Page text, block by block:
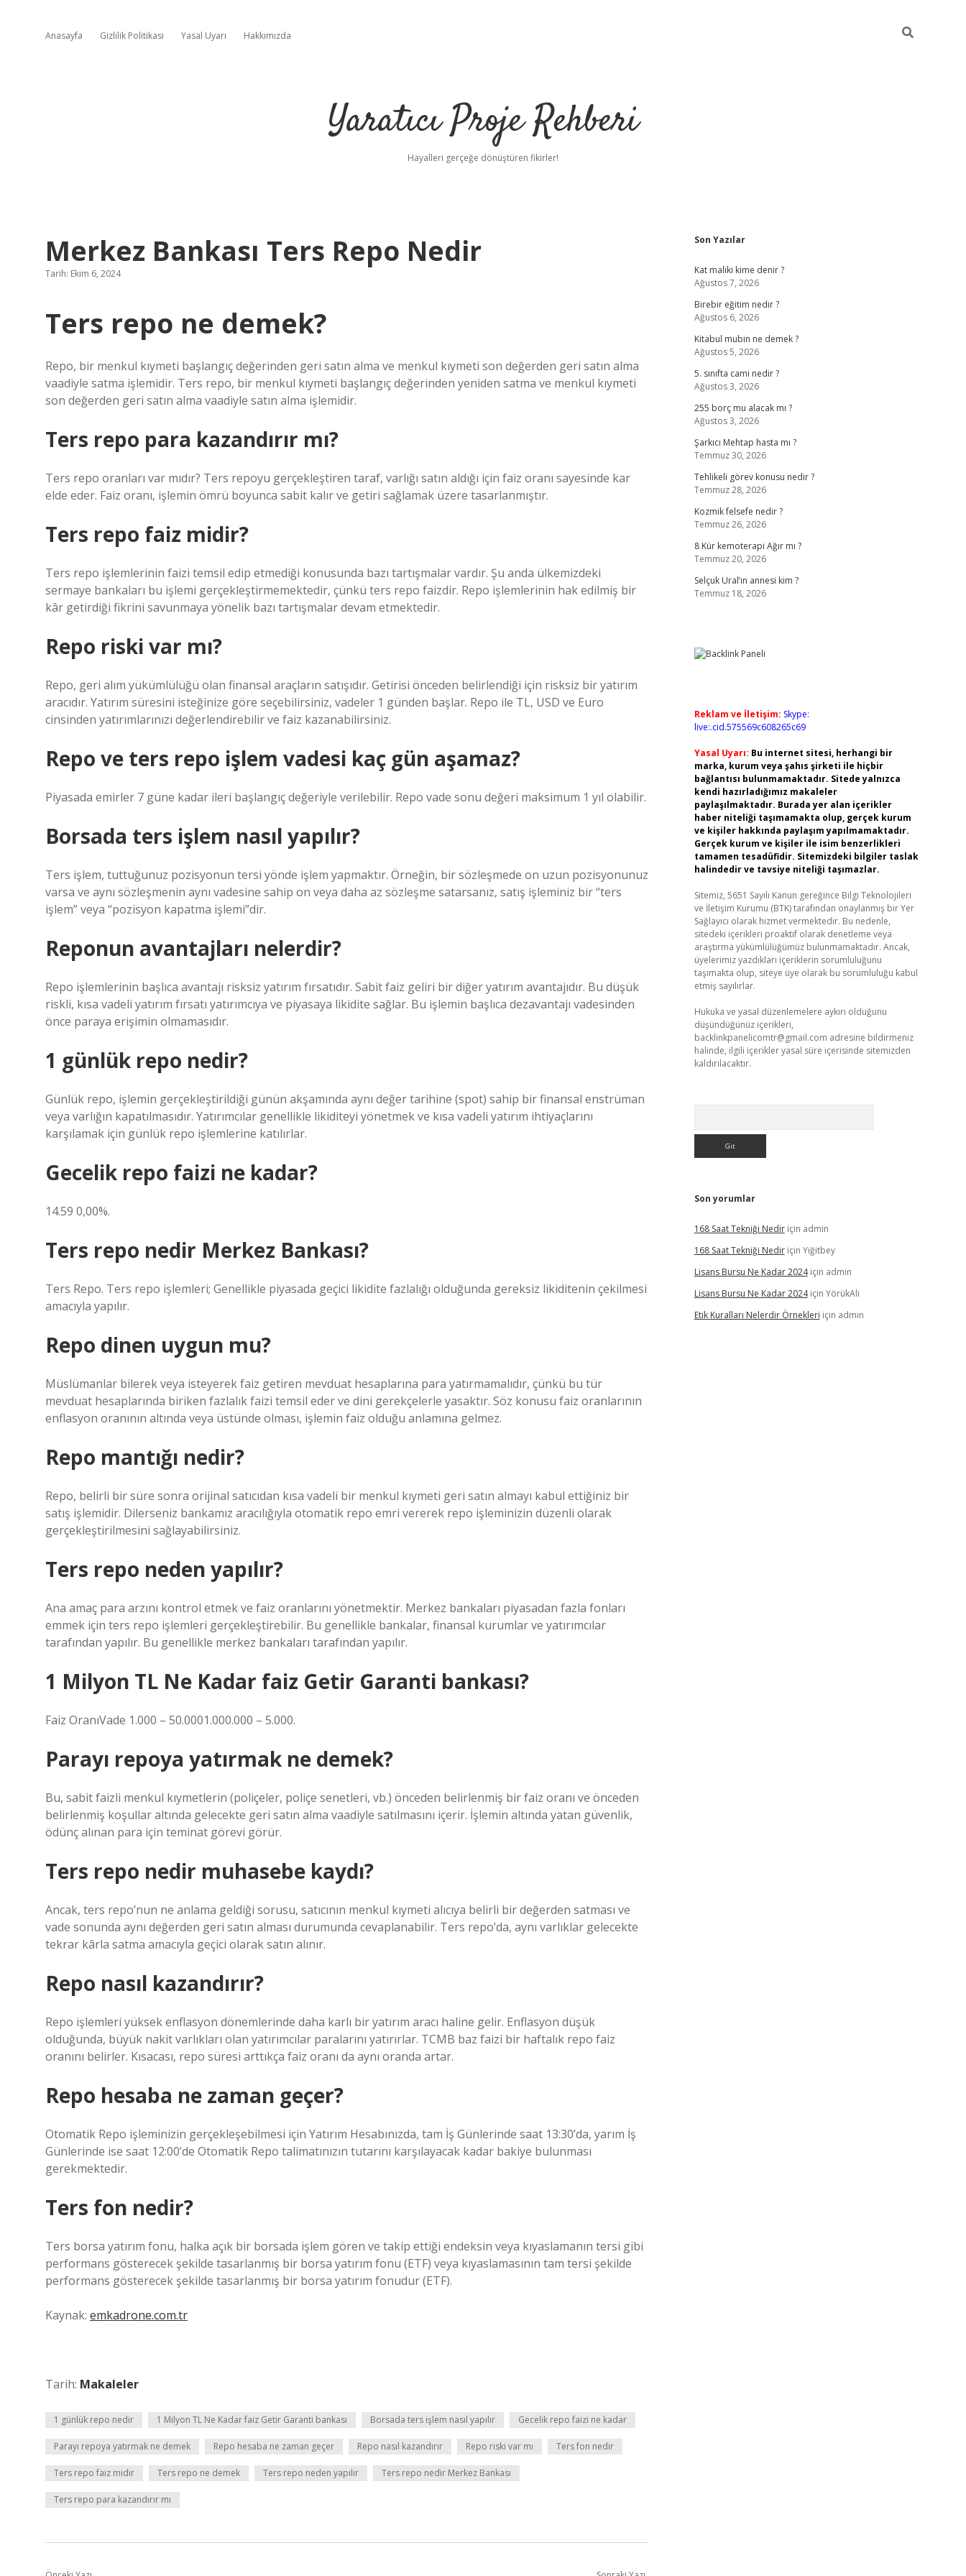
Anasayfa Gizlilik Politikası Yasal Uyarı Hakkımızda
Yaratıcı Proje Rehberi
Hayalleri gerçeğe dönüştüren fikirler!
Merkez Bankası Ters Repo Nedir
Tarih: Ekim 6, 2024
Ters repo ne demek?
Repo, bir menkul kıymeti başlangıç ​​değerinden geri satın alma ve menkul kıymeti son değerden geri satın alma
vaadiyle satma işlemidir. Ters repo, bir menkul kıymeti başlangıç ​​değerinden yeniden satma ve menkul kıymeti
son değerden geri satın alma vaadiyle satın alma işlemidir.
Ters repo para kazandırır mı?
Ters repo oranları var mıdır? Ters repoyu gerçekleştiren taraf, varlığı satın aldığı için faiz oranı sayesinde kar
elde eder. Faiz oranı, işlemin ömrü boyunca sabit kalır ve getiri sağlamak üzere tasarlanmıştır.
Ters repo faiz midir?
Ters repo işlemlerinin faizi temsil edip etmediği konusunda bazı tartışmalar vardır. Şu anda ülkemizdeki
sermaye bankaları bu işlemi gerçekleştirmemektedir, çünkü ters repo faizdir. Repo işlemlerinin hak edilmiş bir
kâr getirdiği fikrini savunmaya yönelik bazı tartışmalar devam etmektedir.
Repo riski var mı?
Repo, geri alım yükümlülüğü olan finansal araçların satışıdır. Getirisi önceden belirlendiği için risksiz bir yatırım
aracıdır. Yatırım süresini isteğinize göre seçebilirsiniz, vadeler 1 günden başlar. Repo ile TL, USD ve Euro
cinsinden yatırımlarınızı değerlendirebilir ve faiz kazanabilirsiniz.
Repo ve ters repo işlem vadesi kaç gün aşamaz?
Piyasada emirler 7 güne kadar ileri başlangıç ​​değeriyle verilebilir. Repo vade sonu değeri maksimum 1 yıl olabilir.
Borsada ters işlem nasıl yapılır?
Ters işlem, tuttuğunuz pozisyonun tersi yönde işlem yapmaktır. Örneğin, bir sözleşmede on uzun pozisyonunuz
varsa ve aynı sözleşmenin aynı vadesine sahip on veya daha az sözleşme satarsanız, satış işleminiz bir “ters
işlem” veya “pozisyon kapatma işlemi”dir.
Reponun avantajları nelerdir?
Repo işlemlerinin başlıca avantajı risksiz yatırım fırsatıdır. Sabit faiz geliri bir diğer yatırım avantajıdır. Bu düşük
riskli, kısa vadeli yatırım fırsatı yatırımcıya ve piyasaya likidite sağlar. Bu işlemin başlıca dezavantajı vadesinden
önce paraya erişimin olmamasıdır.
1 günlük repo nedir?
Günlük repo, işlemin gerçekleştirildiği günün akşamında aynı değer tarihine (spot) sahip bir finansal enstrüman
veya varlığın kapatılmasıdır. Yatırımcılar genellikle likiditeyi yönetmek ve kısa vadeli yatırım ihtiyaçlarını
karşılamak için günlük repo işlemlerine katılırlar.
Gecelik repo faizi ne kadar?
14.59 0,00%.
Ters repo nedir Merkez Bankası?
Ters Repo. Ters repo işlemleri; Genellikle piyasada geçici likidite fazlalığı olduğunda gereksiz likiditenin çekilmesi
amacıyla yapılır.
Repo dinen uygun mu?
Müslümanlar bilerek veya isteyerek faiz getiren mevduat hesaplarına para yatırmamalıdır, çünkü bu tür
mevduat hesaplarında biriken fazlalık faizi temsil eder ve dini gerekçelerle yasaktır. Söz konusu faiz oranlarının
enflasyon oranının altında veya üstünde olması, işlemin faiz olduğu anlamına gelmez.
Repo mantığı nedir?
Repo, belirli bir süre sonra orijinal satıcıdan kısa vadeli bir menkul kıymeti geri satın almayı kabul ettiğiniz bir
satış işlemidir. Dilerseniz bankamız aracılığıyla otomatik repo emri vererek repo işleminizin düzenli olarak
gerçekleştirilmesini sağlayabilirsiniz.
Ters repo neden yapılır?
Ana amaç para arzını kontrol etmek ve faiz oranlarını yönetmektir. Merkez bankaları piyasadan fazla fonları
emmek için ters repo işlemleri gerçekleştirebilir. Bu genellikle bankalar, finansal kurumlar ve yatırımcılar
tarafından yapılır. Bu genellikle merkez bankaları tarafından yapılır.
1 Milyon TL Ne Kadar faiz Getir Garanti bankası?
Faiz OranıVade 1.000 – 50.0001.000.000 – 5.000.
Parayı repoya yatırmak ne demek?
Bu, sabit faizli menkul kıymetlerin (poliçeler, poliçe senetleri, vb.) önceden belirlenmiş bir faiz oranı ve önceden
belirlenmiş koşullar altında gelecekte geri satın alma vaadiyle satılmasını içerir. İşlemin altında yatan güvenlik,
ödünç alınan para için teminat görevi görür.
Ters repo nedir muhasebe kaydı?
Ancak, ters repo’nun ne anlama geldiği sorusu, satıcının menkul kıymeti alıcıya belirli bir değerden satması ve
vade sonunda aynı değerden geri satın alması durumunda cevaplanabilir. Ters repo’da, aynı varlıklar gelecekte
tekrar kârla satma amacıyla geçici olarak satın alınır.
Repo nasıl kazandırır?
Repo işlemleri yüksek enflasyon dönemlerinde daha karlı bir yatırım aracı haline gelir. Enflasyon düşük
olduğunda, büyük nakit varlıkları olan yatırımcılar paralarını yatırırlar. TCMB baz faizi bir haftalık repo faiz
oranını belirler. Kısacası, repo süresi arttıkça faiz oranı da aynı oranda artar.
Repo hesaba ne zaman geçer?
Otomatik Repo işleminizin gerçekleşebilmesi için Yatırım Hesabınızda, tam İş Günlerinde saat 13:30’da, yarım İş
Günlerinde ise saat 12:00’de Otomatik Repo talimatınızın tutarını karşılayacak kadar bakiye bulunması
gerekmektedir.
Ters fon nedir?
Ters borsa yatırım fonu, halka açık bir borsada işlem gören ve takip ettiği endeksin veya kıyaslamanın tersi gibi
performans gösterecek şekilde tasarlanmış bir borsa yatırım fonu (ETF) veya kıyaslamasının tam tersi şekilde
performans gösterecek şekilde tasarlanmış bir borsa yatırım fonudur (ETF).
Kaynak: emkadrone.com.tr
Tarih: Makaleler
1 günlük repo nedir 1 Milyon TL Ne Kadar faiz Getir Garanti bankası Borsada ters işlem nasıl yapılır Gecelik repo faizi ne kadar
Parayı repoya yatırmak ne demek Repo hesaba ne zaman geçer Repo nasıl kazandırır Repo riski var mı Ters fon nedir
Ters repo faiz midir Ters repo ne demek Ters repo neden yapılır Ters repo nedir Merkez Bankası
Ters repo para kazandırır mı
Sidebar
Son Yazılar
Kat maliki kime denir ?
Ağustos 7, 2026
Birebir eğitim nedir ?
Ağustos 6, 2026
Kitabul mubin ne demek ?
Ağustos 5, 2026
5. sınıfta cami nedir ?
Ağustos 3, 2026
255 borç mu alacak mı ?
Ağustos 3, 2026
Şarkıcı Mehtap hasta mı ?
Temmuz 30, 2026
Tehlikeli görev konusu nedir ?
Temmuz 28, 2026
Kozmik felsefe nedir ?
Temmuz 26, 2026
8 Kür kemoterapi Ağır mı ?
Temmuz 20, 2026
Selçuk Ural’ın annesi kim ?
Temmuz 18, 2026
Reklam ve İletişim: Skype:
live:.cid.575569c608265c69
Yasal Uyarı: Bu internet sitesi, herhangi bir
marka, kurum veya şahıs şirketi ile hiçbir
bağlantısı bulunmamaktadır. Sitede yalnızca
kendi hazırladığımız makaleler
paylaşılmaktadır. Burada yer alan içerikler
haber niteliği taşımamakta olup, gerçek kurum
ve kişiler hakkında paylaşım yapılmamaktadır.
Gerçek kurum ve kişiler ile isim benzerlikleri
tamamen tesadüfidir. Sitemizdeki bilgiler taslak
halindedir ve tavsiye niteliği taşımazlar.
Sitemiz, 5651 Sayılı Kanun gereğince Bilgi Teknolojileri
ve İletişim Kurumu (BTK) tarafından onaylanmış bir Yer
Sağlayıcı olarak hizmet vermektedir. Bu nedenle,
sitedeki içerikleri proaktif olarak denetleme veya
araştırma yükümlülüğümüz bulunmamaktadır. Ancak,
üyelerimiz yazdıkları içeriklerin sorumluluğunu
taşımakta olup, siteye üye olarak bu sorumluluğu kabul
etmiş sayılırlar.
Hukuka ve yasal düzenlemelere aykırı olduğunu
düşündüğünüz içerikleri,
backlinkpanelicomtr@gmail.com adresine bildirmeniz
halinde, ilgili içerikler yasal süre içerisinde sitemizden
kaldırılacaktır.
Son yorumlar
168 Saat Tekniği Nediriçin admin
168 Saat Tekniği Nediriçin Yiğitbey
Lisans Bursu Ne Kadar 2024için admin
Lisans Bursu Ne Kadar 2024için YörükAli
Etik Kuralları Nelerdir Örnekleri için admin
https://betci.co/vd casino giriş